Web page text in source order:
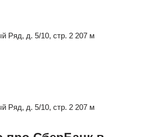
Ряд, д. 5/10, стр. 2 207 м
Ряд, д. 5/10, стр. 2 207 м